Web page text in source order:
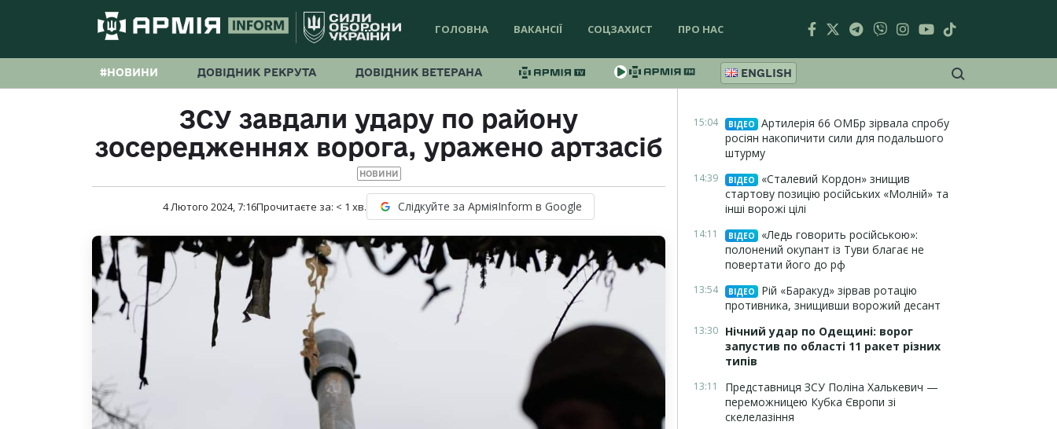
ГОЛОВНА ВАКАНСІЇ СОЦЗАХИСТ ПРО НАС
#НОВИНИ ДОВІДНИК РЕКРУТА ДОВІДНИК ВЕТЕРАНА ENGLISH
ЗСУ завдали удару по району
зосередженнях ворога, уражено артзасіб
НОВИНИ
4 Лютого 2024, 7:16Прочитаєте за: < 1 хв. Слідкуйте за АрміяInform в Google
15:04 ВІДЕО
Артилерія 66 ОМБр зірвала спробу
росіян накопичити сили для подальшого
штурму
14:39 ВІДЕО
«Сталевий Кордон» знищив
стартову позицію російських «Молній» та
інші ворожі цілі
14:11 ВІДЕО
«Ледь говорить російською»:
полонений окупант із Туви благає не
повертати його до рф
13:54 ВІДЕО
Рій «Баракуд» зірвав ротацію
противника, знищивши ворожий десант
13:30 Нічний удар по Одещині: ворог
запустив по області 11 ракет різних
типів
13:11
Представниця ЗСУ Поліна Халькевич —
переможницею Кубка Європи зі
скелелазіння